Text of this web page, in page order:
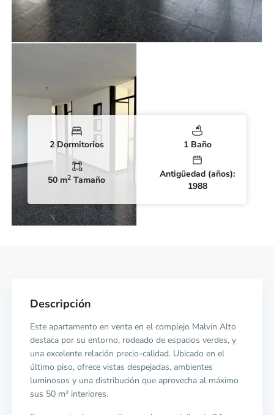
2 Dormitorios 1 Baño
50 m2 Tamaño
Antigüedad (años):
1988
Descripción
Este apartamento en venta en el complejo Malvín Alto
destaca por su entorno, rodeado de espacios verdes, y
una excelente relación precio-calidad. Ubicado en el
último piso, ofrece vistas despejadas, ambientes
luminosos y una distribución que aprovecha al máximo
sus 50 m² interiores.